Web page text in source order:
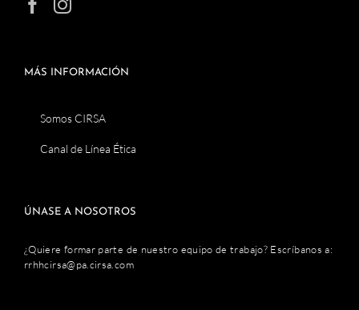
MÁS INFORMACIÓN
Somos CIRSA
Canal de Línea Ética
ÚNASE A NOSOTROS
¿Quiere formar parte de nuestro equipo de trabajo? Escríbanos a:
rrhhcirsa@pa.cirsa.com